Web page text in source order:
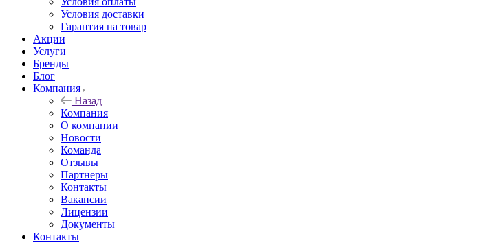
Условия доставки
Гарантия на товар
Акции
Услуги
Бренды
Блог
Компания
Назад
Компания
О компании
Новости
Команда
Отзывы
Партнеры
Контакты
Вакансии
Лицензии
Документы
Контакты